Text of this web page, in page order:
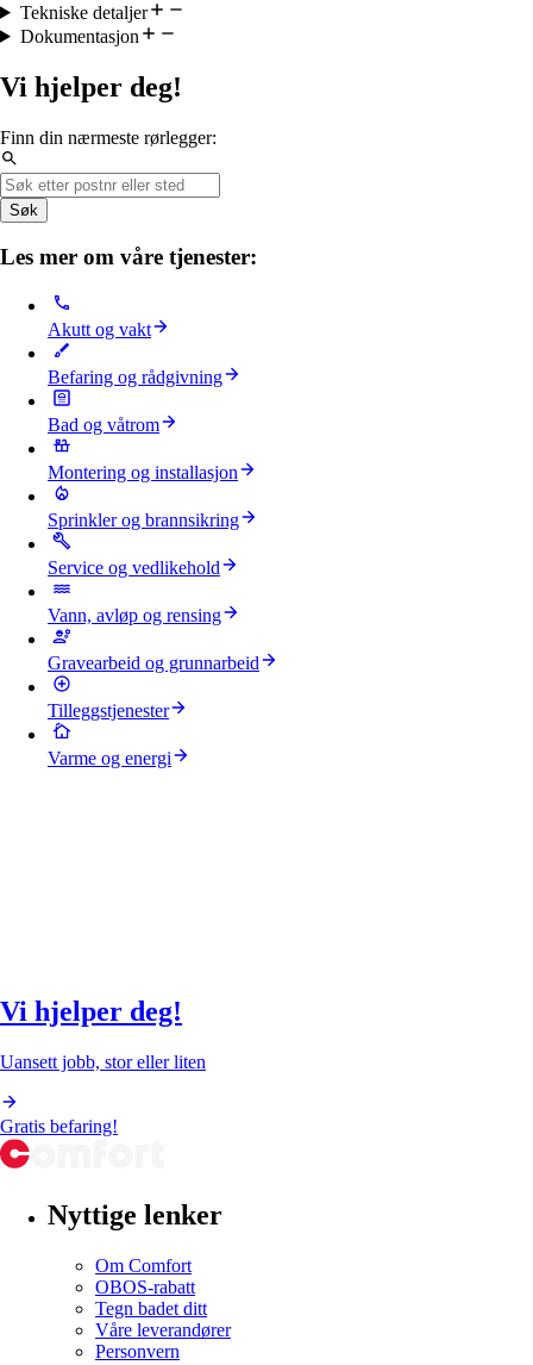
Tekniske detaljer
Dokumentasjon
Vi hjelper deg!
Finn din nærmeste rørlegger:
Søk
Les mer om våre tjenester:
Akutt og vakt
Befaring og rådgivning
Bad og våtrom
Montering og installasjon
Sprinkler og brannsikring
Service og vedlikehold
Vann, avløp og rensing
Gravearbeid og grunnarbeid
Tilleggstjenester
Varme og energi
Vi hjelper deg!
Uansett jobb, stor eller liten
Gratis befaring!
Nyttige lenker
Om Comfort
OBOS-rabatt
Tegn badet ditt
Våre leverandører
Personvern